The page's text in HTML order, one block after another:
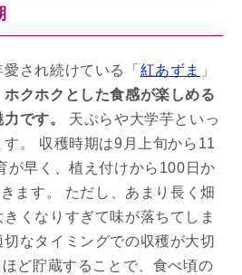
され続けている「 紅あずま
」
クホクとした食感が楽しめる
です。
天ぷらや大学芋といっ
。 収穫時期は9月上旬から11
が早く、植え付けから100日か
ます。 ただし、あまり長く畑
くなりすぎて味が落ちてしま
なタイミングでの収穫が大切
ど貯蔵することで、食べ頃の